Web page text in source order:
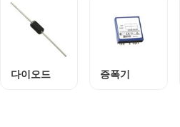
다이오드 증폭기